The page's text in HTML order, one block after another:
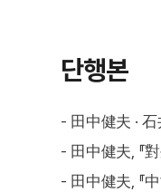
단행본
- 田中健夫 ·
- 田中健夫, 『
- 田中健夫, 『